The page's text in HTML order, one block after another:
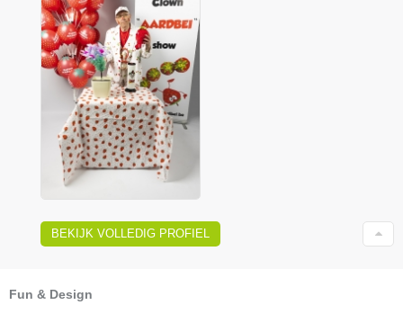
BEKIJK VOLLEDIG PROFIEL
Fun & Design